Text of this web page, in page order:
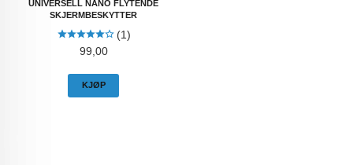
UNIVERSELL NANO FLYTENDE
SKJERMBESKYTTER
(1)
Pris
99,00
KJØP